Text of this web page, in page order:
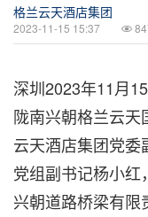
格兰云天酒店集团
2023-11-15 15:37
深圳2023年11月
陇南兴朝格兰云
云天酒店集团党
党组副书记杨小
兴朝道路桥梁有